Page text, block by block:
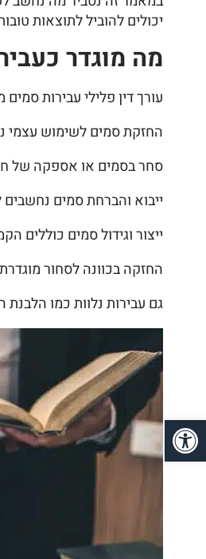
יכולים להוביל לתוצאות
מה מוגדר
עורך דין פלילי עבירות
החזקת סמים לשימוש עצמי
סחר בסמים או אספקה של
ייבוא והברחת סמים
ייצור וגידול סמים כוללים
החזקה בכוונה לסחור
גם עבירות נלוות כמו
פתח סרגל נגישות